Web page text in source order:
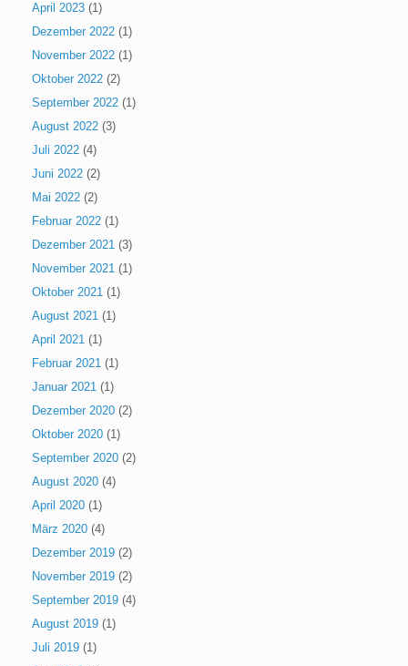
April 2023 (1)
Dezember 2022 (1)
November 2022 (1)
Oktober 2022 (2)
September 2022 (1)
August 2022 (3)
Juli 2022 (4)
Juni 2022 (2)
Mai 2022 (2)
Februar 2022 (1)
Dezember 2021 (3)
November 2021 (1)
Oktober 2021 (1)
August 2021 (1)
April 2021 (1)
Februar 2021 (1)
Januar 2021 (1)
Dezember 2020 (2)
Oktober 2020 (1)
September 2020 (2)
August 2020 (4)
April 2020 (1)
März 2020 (4)
Dezember 2019 (2)
November 2019 (2)
September 2019 (4)
August 2019 (1)
Juli 2019 (1)